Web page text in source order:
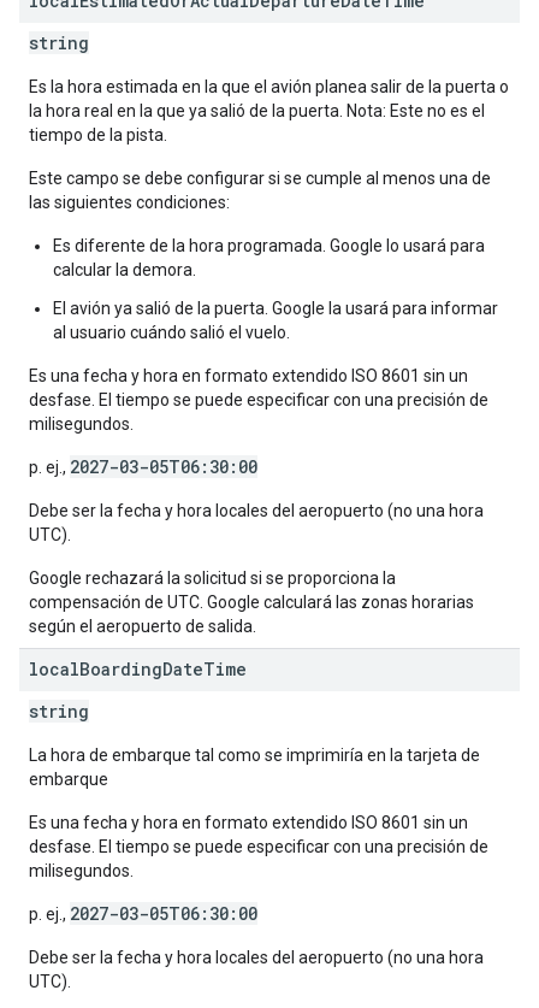
string
Es la hora estimada en la que el avión planea salir de la puerta o
la hora real en la que ya salió de la puerta. Nota: Este no es el
tiempo de la pista.
Este campo se debe configurar si se cumple al menos una de
las siguientes condiciones:
Es diferente de la hora programada. Google lo usará para
calcular la demora.
El avión ya salió de la puerta. Google la usará para informar
al usuario cuándo salió el vuelo.
Es una fecha y hora en formato extendido ISO 8601 sin un
desfase. El tiempo se puede especificar con una precisión de
milisegundos.
p. ej., 2027-03-05T06:30:00
Debe ser la fecha y hora locales del aeropuerto (no una hora
UTC).
Google rechazará la solicitud si se proporciona la
compensación de UTC. Google calculará las zonas horarias
según el aeropuerto de salida.
localBoardingDateTime
string
La hora de embarque tal como se imprimiría en la tarjeta de
embarque
Es una fecha y hora en formato extendido ISO 8601 sin un
desfase. El tiempo se puede especificar con una precisión de
milisegundos.
p. ej., 2027-03-05T06:30:00
Debe ser la fecha y hora locales del aeropuerto (no una hora
UTC).